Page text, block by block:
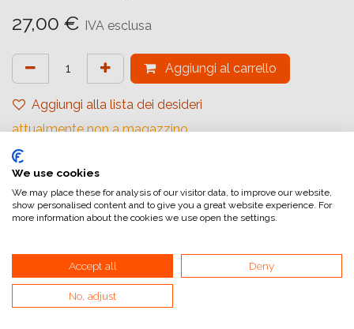
27,00 € IVA esclusa
Aggiungi al carrello
Aggiungi alla lista dei desideri
attualmente non a magazzino
Riferimento interno:
Collegamenti utili
Home
We use cookies
We may place these for analysis of our visitor data, to improve our website,
show personalised content and to give you a great website experience. For
more information about the cookies we use open the settings.
Accept all Deny
No, adjust